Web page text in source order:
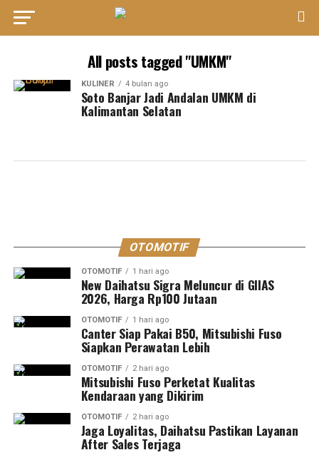
All posts tagged "UMKM"
KULINER 4 bulan ago
Soto Banjar Jadi Andalan UMKM di
Kalimantan Selatan
OTOMOTIF
OTOMOTIF 1 hari ago
New Daihatsu Sigra Meluncur di GIIAS
2026, Harga Rp100 Jutaan
OTOMOTIF 1 hari ago
Canter Siap Pakai B50, Mitsubishi Fuso
Siapkan Perawatan Lebih
OTOMOTIF 2 hari ago
Mitsubishi Fuso Perketat Kualitas
Kendaraan yang Dikirim
OTOMOTIF 2 hari ago
Jaga Loyalitas, Daihatsu Pastikan Layanan
After Sales Terjaga